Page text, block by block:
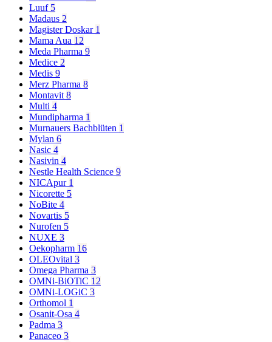
Luuf 5
Madaus 2
Magister Doskar 1
Mama Aua 12
Meda Pharma 9
Medice 2
Medis 9
Merz Pharma 8
Montavit 8
Multi 4
Mundipharma 1
Murnauers Bachblüten 1
Mylan 6
Nasic 4
Nasivin 4
Nestle Health Science 9
NICApur 1
Nicorette 5
NoBite 4
Novartis 5
Nurofen 5
NUXE 3
Oekopharm 16
OLEOvital 3
Omega Pharma 3
OMNi-BiOTiC 12
OMNi-LOGiC 3
Orthomol 1
Osanit-Osa 4
Padma 3
Panaceo 3